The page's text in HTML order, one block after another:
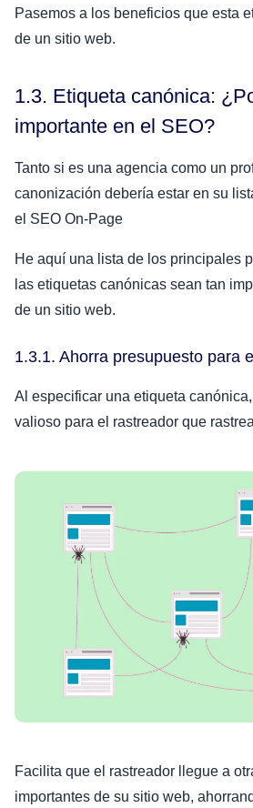
Pasemos a los beneficios que esta
de un sitio web.
1.3. Etiqueta canónica:
importante en el SEO?
Tanto si es una agencia como un
canonización debería estar en su
el SEO On-Page
He aquí una lista de los principales
las etiquetas canónicas sean tan
de un sitio web.
1.3.1. Ahorra presupuesto para
Al especificar una etiqueta
valioso para el rastreador que
Facilita que el rastreador llegue a
importantes de su sitio web,